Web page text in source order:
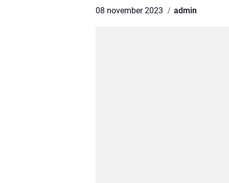
08 november 2023 admin